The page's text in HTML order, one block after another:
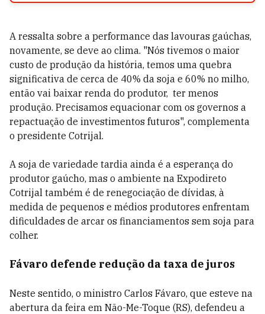
A ressalta sobre a performance das lavouras gaúchas,
novamente, se deve ao clima. "Nós tivemos o maior
custo de produção da história, temos uma quebra
significativa de cerca de 40% da soja e 60% no milho,
então vai baixar renda do produtor, ter menos
produção. Precisamos equacionar com os governos a
repactuação de investimentos futuros", complementa
o presidente Cotrijal.
A soja de variedade tardia ainda é a esperança do
produtor gaúcho, mas o ambiente na Expodireto
Cotrijal também é de renegociação de dívidas, à
medida de pequenos e médios produtores enfrentam
dificuldades de arcar os financiamentos sem soja para
colher.
Fávaro defende redução da taxa de juros
Neste sentido, o ministro Carlos Fávaro, que esteve na
abertura da feira em Não-Me-Toque (RS), defendeu a